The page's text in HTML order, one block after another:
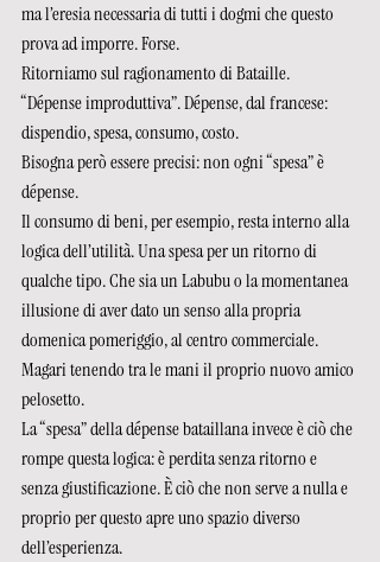
ma l’eresia necessaria di tutti i dogmi che questo
prova ad imporre. Forse.
Ritorniamo sul ragionamento di Bataille.
“Dépense improduttiva”. Dépense, dal francese:
dispendio, spesa, consumo, costo.
Bisogna però essere precisi: non ogni “spesa” è
dépense.
Il consumo di beni, per esempio, resta interno alla
logica dell’utilità. Una spesa per un ritorno di
qualche tipo. Che sia un Labubu o la momentanea
illusione di aver dato un senso alla propria
domenica pomeriggio, al centro commerciale.
Magari tenendo tra le mani il proprio nuovo amico
pelosetto.
La “spesa” della dépense bataillana invece è ciò che
rompe questa logica: è perdita senza ritorno e
senza giustificazione. È ciò che non serve a nulla e
proprio per questo apre uno spazio diverso
dell’esperienza.